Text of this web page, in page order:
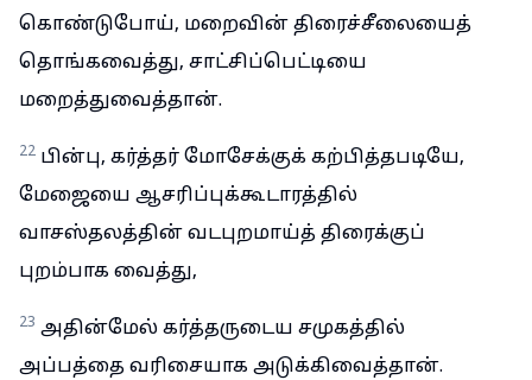
கொண்டுபோய், மறைவின் திரைச்சீலையைத்
தொங்கவைத்து, சாட்சிப்பெட்டியை
மறைத்துவைத்தான்.
22 பின்பு, கர்த்தர் மோசேக்குக் கற்பித்தபடியே,
மேஜையை ஆசரிப்புக்கூடாரத்தில்
வாசஸ்தலத்தின் வடபுறமாய்த் திரைக்குப்
புறம்பாக வைத்து,
23 அதின்மேல் கர்த்தருடைய சமுகத்தில்
அப்பத்தை வரிசையாக அடுக்கிவைத்தான்.